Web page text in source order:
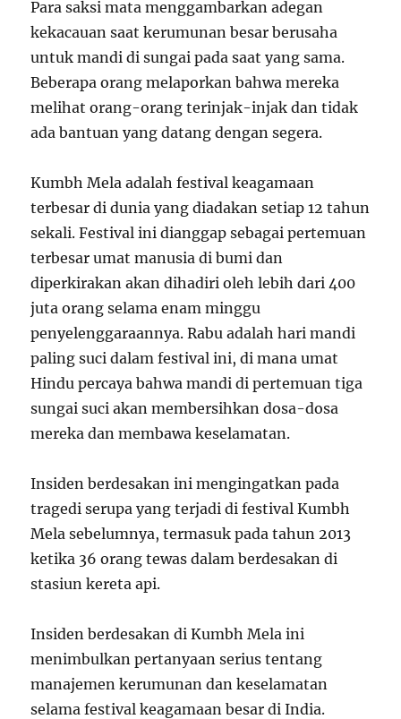
Para saksi mata menggambarkan adegan
kekacauan saat kerumunan besar berusaha
untuk mandi di sungai pada saat yang sama.
Beberapa orang melaporkan bahwa mereka
melihat orang-orang terinjak-injak dan tidak
ada bantuan yang datang dengan segera.
Kumbh Mela adalah festival keagamaan
terbesar di dunia yang diadakan setiap 12 tahun
sekali. Festival ini dianggap sebagai pertemuan
terbesar umat manusia di bumi dan
diperkirakan akan dihadiri oleh lebih dari 400
juta orang selama enam minggu
penyelenggaraannya. Rabu adalah hari mandi
paling suci dalam festival ini, di mana umat
Hindu percaya bahwa mandi di pertemuan tiga
sungai suci akan membersihkan dosa-dosa
mereka dan membawa keselamatan.
Insiden berdesakan ini mengingatkan pada
tragedi serupa yang terjadi di festival Kumbh
Mela sebelumnya, termasuk pada tahun 2013
ketika 36 orang tewas dalam berdesakan di
stasiun kereta api.
Insiden berdesakan di Kumbh Mela ini
menimbulkan pertanyaan serius tentang
manajemen kerumunan dan keselamatan
selama festival keagamaan besar di India.